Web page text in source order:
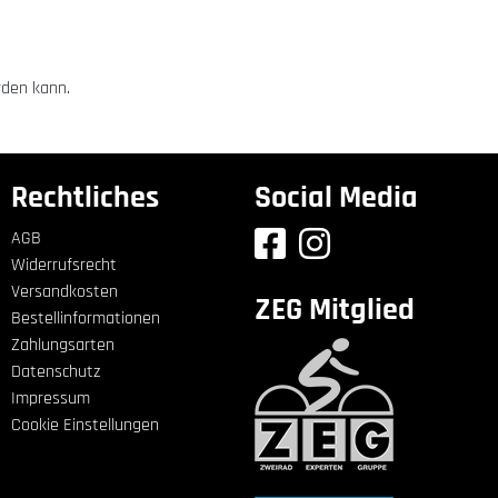
kann.
Rechtliches
AGB
Widerrufsrecht
Versandkosten
Bestellinformationen
Zahlungsarten
Datenschutz
Impressum
Cookie Einstellungen
Social Media
ZEG Mitglied